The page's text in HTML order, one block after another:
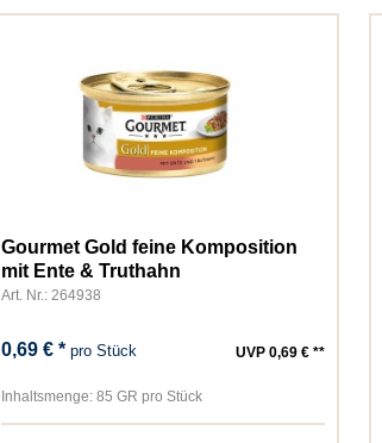
Gourmet Gold feine Komposition
mit Ente & Truthahn
Art. Nr.: 264938
0,69 € *pro Stück UVP 0,69 € **
Inhaltsmenge: 85 GR pro Stück